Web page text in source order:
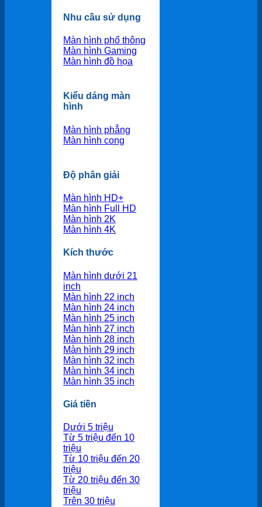
Nhu cầu sử dụng
Màn hình phổ thông
Màn hình Gaming
Màn hình đồ họa
Kiểu dáng màn
hình
Màn hình phẳng
Màn hình cong
Độ phân giải
Màn hình HD+
Màn hình Full HD
Màn hình 2K
Màn hình 4K
Kích thước
Màn hình dưới 21
inch
Màn hình 22 inch
Màn hình 24 inch
Màn hình 25 inch
Màn hình 27 inch
Màn hình 28 inch
Màn hình 29 inch
Màn hình 32 inch
Màn hình 34 inch
Màn hình 35 inch
Giá tiền
Dưới 5 triệu
Từ 5 triệu đến 10
triệu
Từ 10 triệu đến 20
triệu
Từ 20 triệu đến 30
triệu
Trên 30 triệu